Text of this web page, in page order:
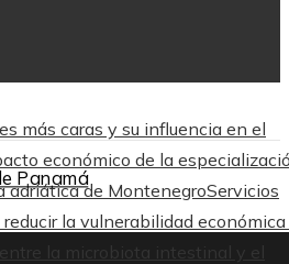
más caras y su influencia en el
económico de la
adriática de MontenegroServicios
la vulnerabilidad
la microbiota intestinal y el